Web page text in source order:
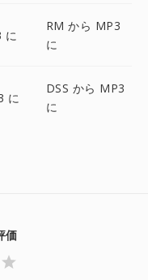
に
RM から MP3
に
に
DSS から MP3
に
価